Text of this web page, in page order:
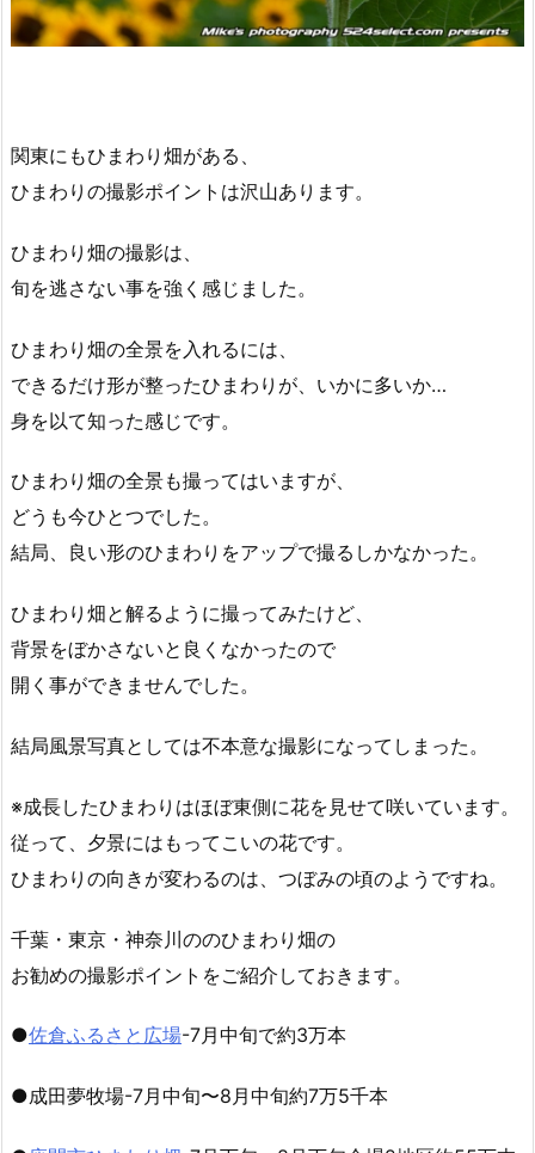
関東にもひまわり畑がある、
ひまわりの撮影ポイントは沢山あります。
ひまわり畑の撮影は、
旬を逃さない事を強く感じました。
ひまわり畑の全景を入れるには、
できるだけ形が整ったひまわりが、いかに多いか…
身を以て知った感じです。
ひまわり畑の全景も撮ってはいますが、
どうも今ひとつでした。
結局、良い形のひまわりをアップで撮るしかなかった。
ひまわり畑と解るように撮ってみたけど、
背景をぼかさないと良くなかったので
開く事ができませんでした。
結局風景写真としては不本意な撮影になってしまった。
※成長したひまわりはほぼ東側に花を見せて咲いています。
従って、夕景にはもってこいの花です。
ひまわりの向きが変わるのは、つぼみの頃のようですね。
千葉・東京・神奈川ののひまわり畑の
お勧めの撮影ポイントをご紹介しておきます。
●佐倉ふるさと広場-7月中旬で約3万本
●成田夢牧場-7月中旬〜8月中旬約7万5千本